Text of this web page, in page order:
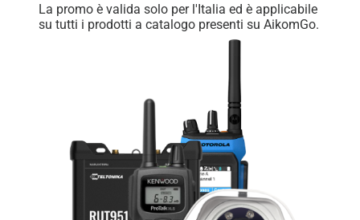
La promo è valida solo per l'Italia ed è applicabile
su tutti i prodotti a catalogo presenti su AikomGo.